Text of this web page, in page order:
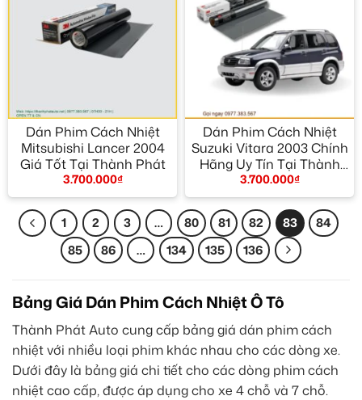
Dán Phim Cách Nhiệt
Mitsubishi Lancer 2004
Giá Tốt Tại Thành Phát
3.700.000₫
Dán Phim Cách Nhiệt
Suzuki Vitara 2003 Chính
Hãng Uy Tín Tại Thành
Phát Auto
3.700.000₫
1 2 3 … 80 81 82 83
84
85
86 … 134 135 136
Bảng Giá Dán Phim Cách Nhiệt Ô Tô
Thành Phát Auto cung cấp bảng giá dán phim cách
nhiệt với nhiều loại phim khác nhau cho các dòng xe.
Dưới đây là bảng giá chi tiết cho các dòng phim cách
nhiệt cao cấp, được áp dụng cho xe 4 chỗ và 7 chỗ.